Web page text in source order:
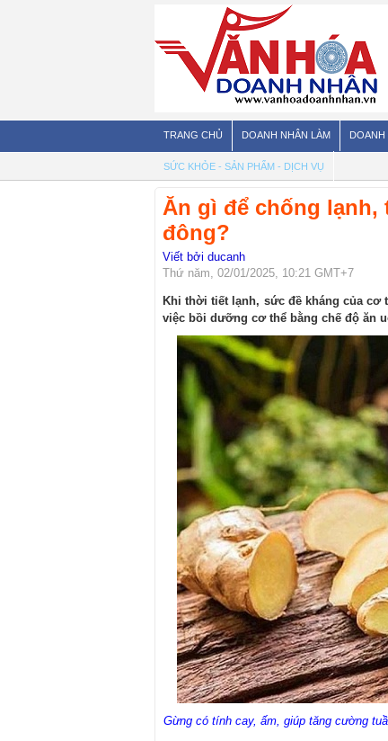
TRANG CHỦ DOANH NHÂN LÀM DOANH
SỨC KHỎE - SẢN PHẨM - DỊCH VỤ
Ăn gì để chống
đông?
Viết bởi ducanh
Thứ năm, 02/01/2025, 10:21 GMT+7
Khi thời tiết lạnh, sức đề kháng của cơ
việc bồi dưỡng cơ thể bằng chế độ ăn
Gừng có tính cay, ấm, giúp tăng cường